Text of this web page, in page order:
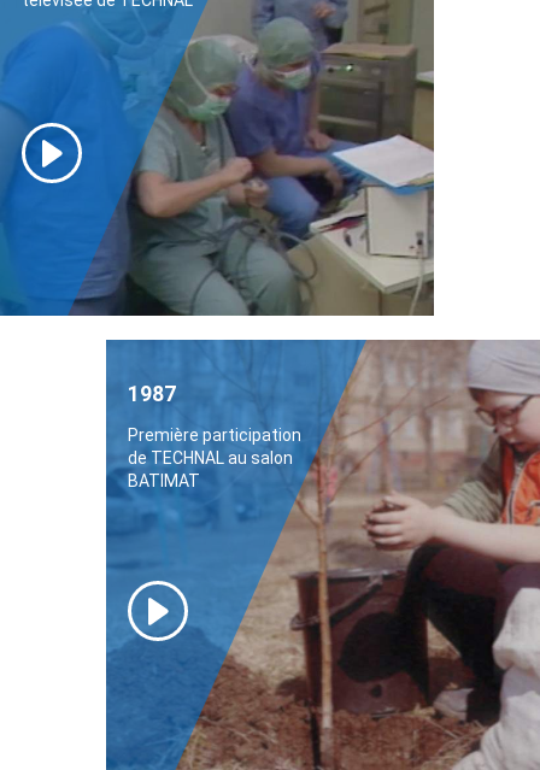
1987
Première participation
de TECHNAL au salon
BATIMAT